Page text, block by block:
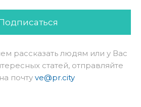
рассказать людям или у Вас
статей, отправляйте
почту ve@pr.city